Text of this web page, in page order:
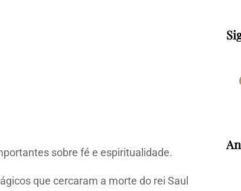
sobre fé e espiritualidade.
que cercaram a morte do rei Saul